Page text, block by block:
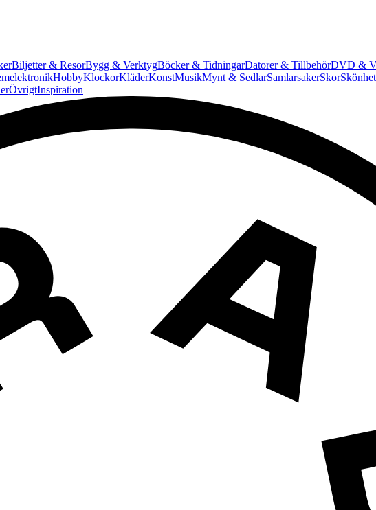
Biljetter & ResorBygg & VerktygBöcker & TidningarDatorer & TillbehörDVD &
HobbyKlockorKläderKonstMusikMynt & SedlarSamlarsakerSkorSkönhet
ÖvrigtInspiration